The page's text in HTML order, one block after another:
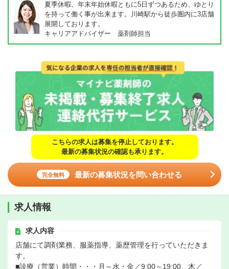
夏季休暇、年末年始休暇ともに5日ずつあるため、ゆとり
を持って働く事が出来ます。川崎駅から徒歩圏内に3店舗
展開しております。
キャリアアドバイザー 薬剤師担当
こちらの求人は募集を停止しております。
最新の募集状況の確認も承ります。
完全無料 最新の募集状況を問い合わせる
求人情報
求人内容
店舗にて調剤業務、服薬指導、薬歴管理を行っていただきま
す。
■診療（営業）時間・・・月～水・金／9:00～19:00、木／